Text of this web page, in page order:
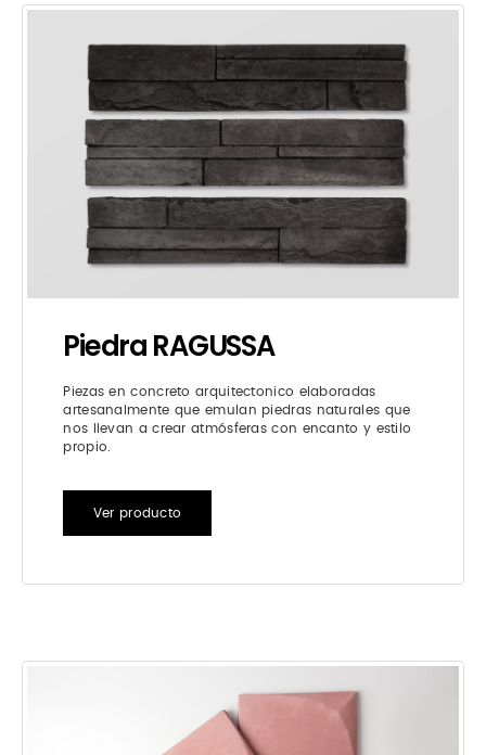
Piedra RAGUSSA
Piezas en concreto arquitectonico elaboradas
artesanalmente que emulan piedras naturales que
nos llevan a crear atmósferas con encanto y estilo
propio.
Ver producto